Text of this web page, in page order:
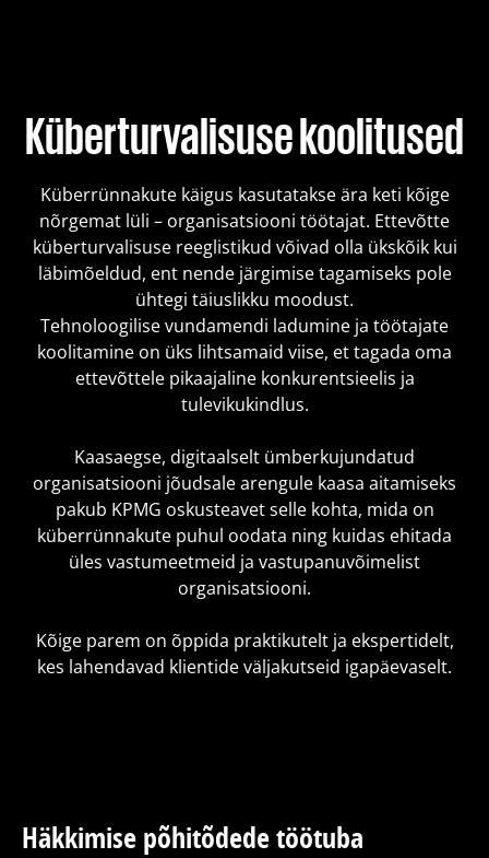
Paketid
Meist
Artiklid
Kontakt
Küberturvalisuse koolitused
Küberrünnakute käigus kasutatakse ära keti kõige
nõrgemat lüli – organisatsiooni töötajat. Ettevõtte
küberturvalisuse reeglistikud võivad olla ükskõik kui
läbimõeldud, ent nende järgimise tagamiseks pole
ühtegi täiuslikku moodust.
Tehnoloogilise vundamendi ladumine ja töötajate
koolitamine on üks lihtsamaid viise, et tagada oma
ettevõttele pikaajaline konkurentsieelis ja
tulevikukindlus.
Kaasaegse, digitaalselt ümberkujundatud
organisatsiooni jõudsale arengule kaasa aitamiseks
pakub KPMG oskusteavet selle kohta, mida on
küberrünnakute puhul oodata ning kuidas ehitada
üles vastumeetmeid ja vastupanuvõimelist
organisatsiooni.
Kõige parem on õppida praktikutelt ja ekspertidelt,
kes lahendavad klientide väljakutseid igapäevaselt.
Häkkimise põhitõdede töötuba